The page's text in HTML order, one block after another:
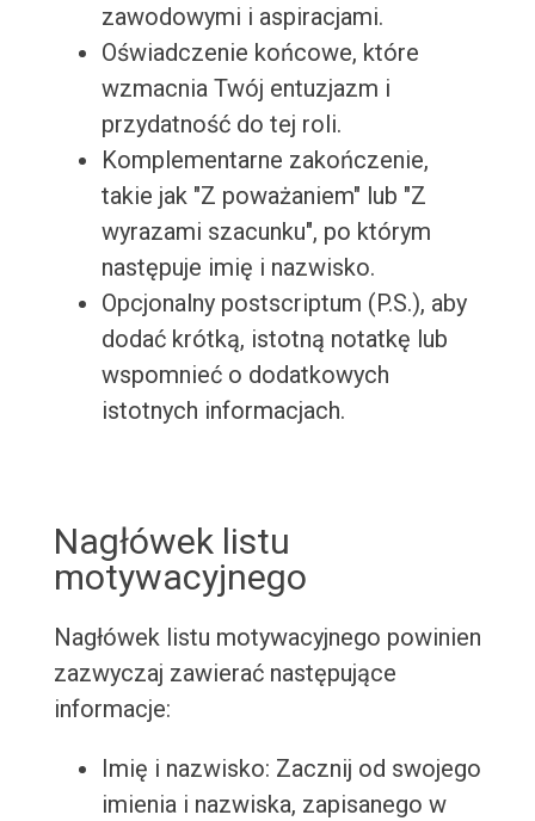
zawodowymi i aspiracjami.
Oświadczenie końcowe, które
wzmacnia Twój entuzjazm i
przydatność do tej roli.
Komplementarne zakończenie,
takie jak "Z poważaniem" lub "Z
wyrazami szacunku", po którym
następuje imię i nazwisko.
Opcjonalny postscriptum (P.S.), aby
dodać krótką, istotną notatkę lub
wspomnieć o dodatkowych
istotnych informacjach.
Nagłówek listu
motywacyjnego
Nagłówek listu motywacyjnego powinien
zazwyczaj zawierać następujące
informacje:
Imię i nazwisko: Zacznij od swojego
imienia i nazwiska, zapisanego w